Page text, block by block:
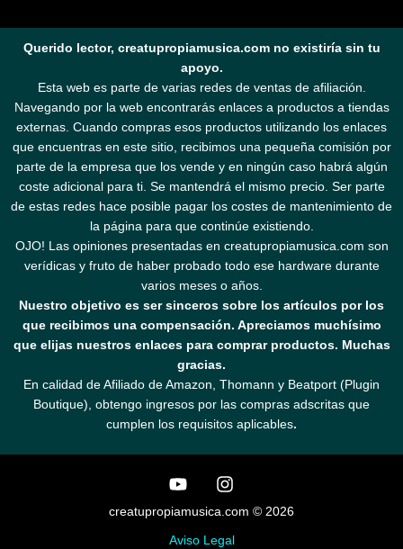
Querido lector, creatupropiamusica.com no existiría sin tu
apoyo.
Esta web es parte de varias redes de ventas de afiliación.
Navegando por la web encontrarás enlaces a productos a tiendas
externas. Cuando compras esos productos utilizando los enlaces
que encuentras en este sitio, recibimos una pequeña comisión por
parte de la empresa que los vende y en ningún caso habrá algún
coste adicional para ti. Se mantendrá el mismo precio. Ser parte
de estas redes hace posible pagar los costes de mantenimiento de
la página para que continúe existiendo.
OJO! Las opiniones presentadas en creatupropiamusica.com son
verídicas y fruto de haber probado todo ese hardware durante
varios meses o años.
Nuestro objetivo es ser sinceros sobre los artículos por los
que recibimos una compensación. Apreciamos muchísimo
que elijas nuestros enlaces para comprar productos. Muchas
gracias.
En calidad de Afiliado de Amazon, Thomann y Beatport (Plugin
Boutique), obtengo ingresos por las compras adscritas que
cumplen los requisitos aplicables.
creatupropiamusica.com © 2026
Aviso Legal